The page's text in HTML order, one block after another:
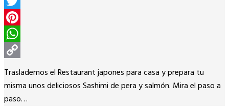
Twitter
Pinterest
WhatsApp
Copy
Link
Traslademos el Restaurant japones para casa y prepara tu
misma unos deliciosos Sashimi de pera y salmón. Mira el paso a
paso…